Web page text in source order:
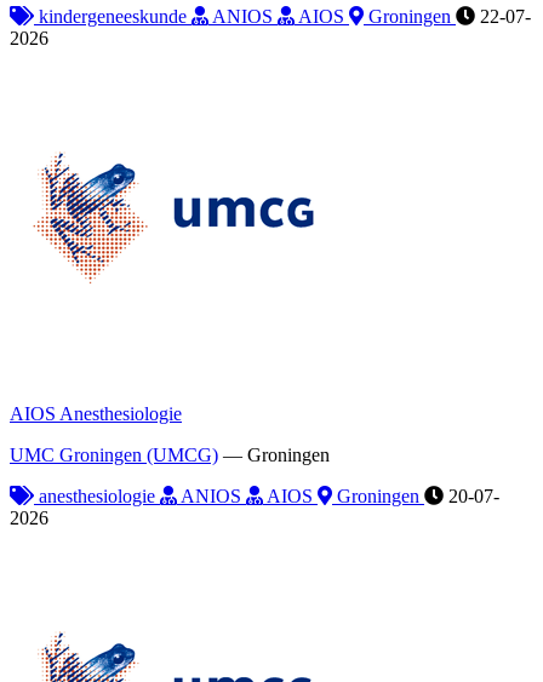
kindergeneeskunde
ANIOS AIOS Groningen
22-07-
2026
AIOS Anesthesiologie
UMC Groningen (UMCG) — Groningen
anesthesiologie
ANIOS AIOS Groningen
20-07-
2026